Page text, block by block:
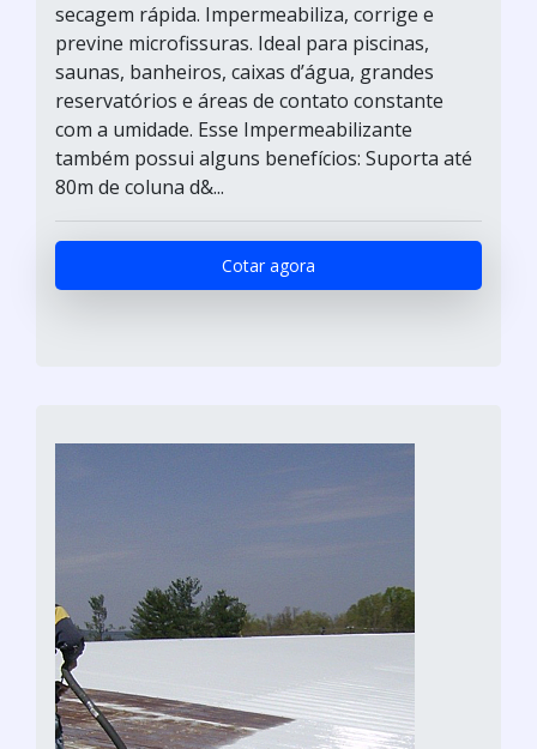
secagem rápida. Impermeabiliza, corrige e
previne microfissuras. Ideal para piscinas,
saunas, banheiros, caixas d’água, grandes
reservatórios e áreas de contato constante
com a umidade. Esse Impermeabilizante
também possui alguns benefícios: Suporta até
80m de coluna d&...
Cotar agora